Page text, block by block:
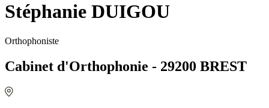
Stéphanie DUIGOU
Orthophoniste
Cabinet d'Orthophonie - 29200 BREST